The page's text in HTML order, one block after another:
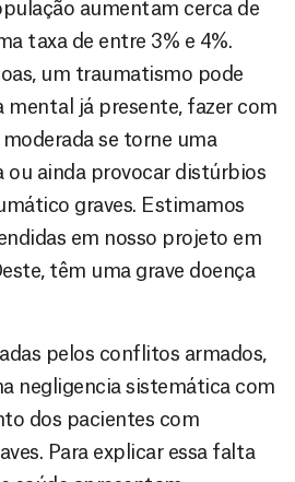
aumentam cerca de
taxa de entre 3% e 4%.
um traumatismo pode
mental já presente, fazer com
se torne uma
ou ainda provocar distúrbios
graves. Estimamos
em nosso projeto em
têm uma grave doença
pelos conflitos armados,
negligencia sistemática com
dos pacientes com
Para explicar essa falta